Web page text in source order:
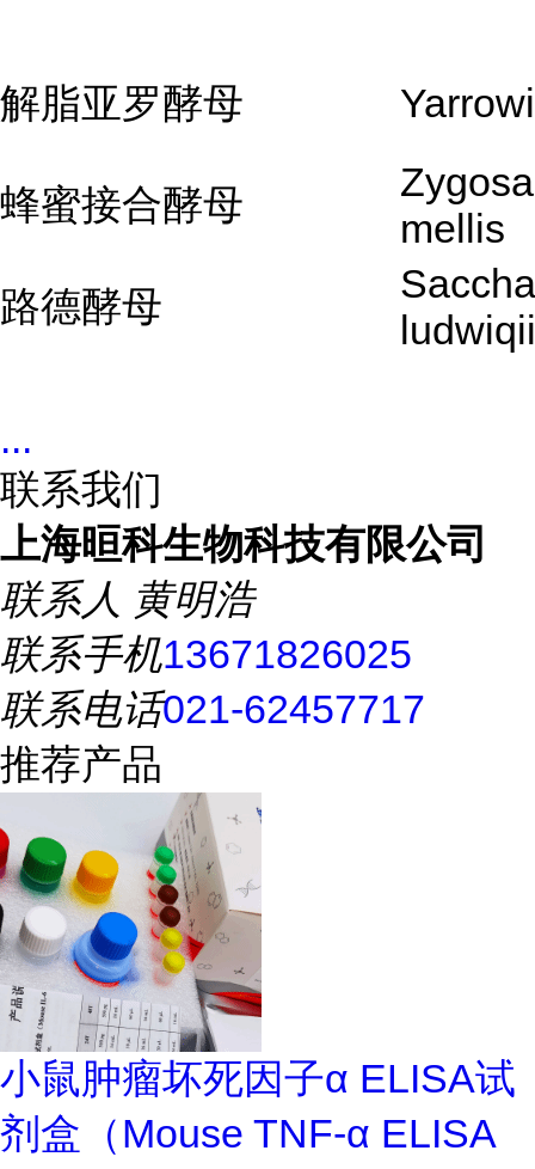
解脂亚罗酵母
蜂蜜接合酵母
mellis
路德酵母
ludwiqii
...
联系我们
上海晅科生物科技有限公司
联系人 黄明浩
联系手机13671826025
联系电话021-62457717
推荐产品
小鼠肿瘤坏死因子α ELISA试
剂盒（Mouse TNF-α ELISA